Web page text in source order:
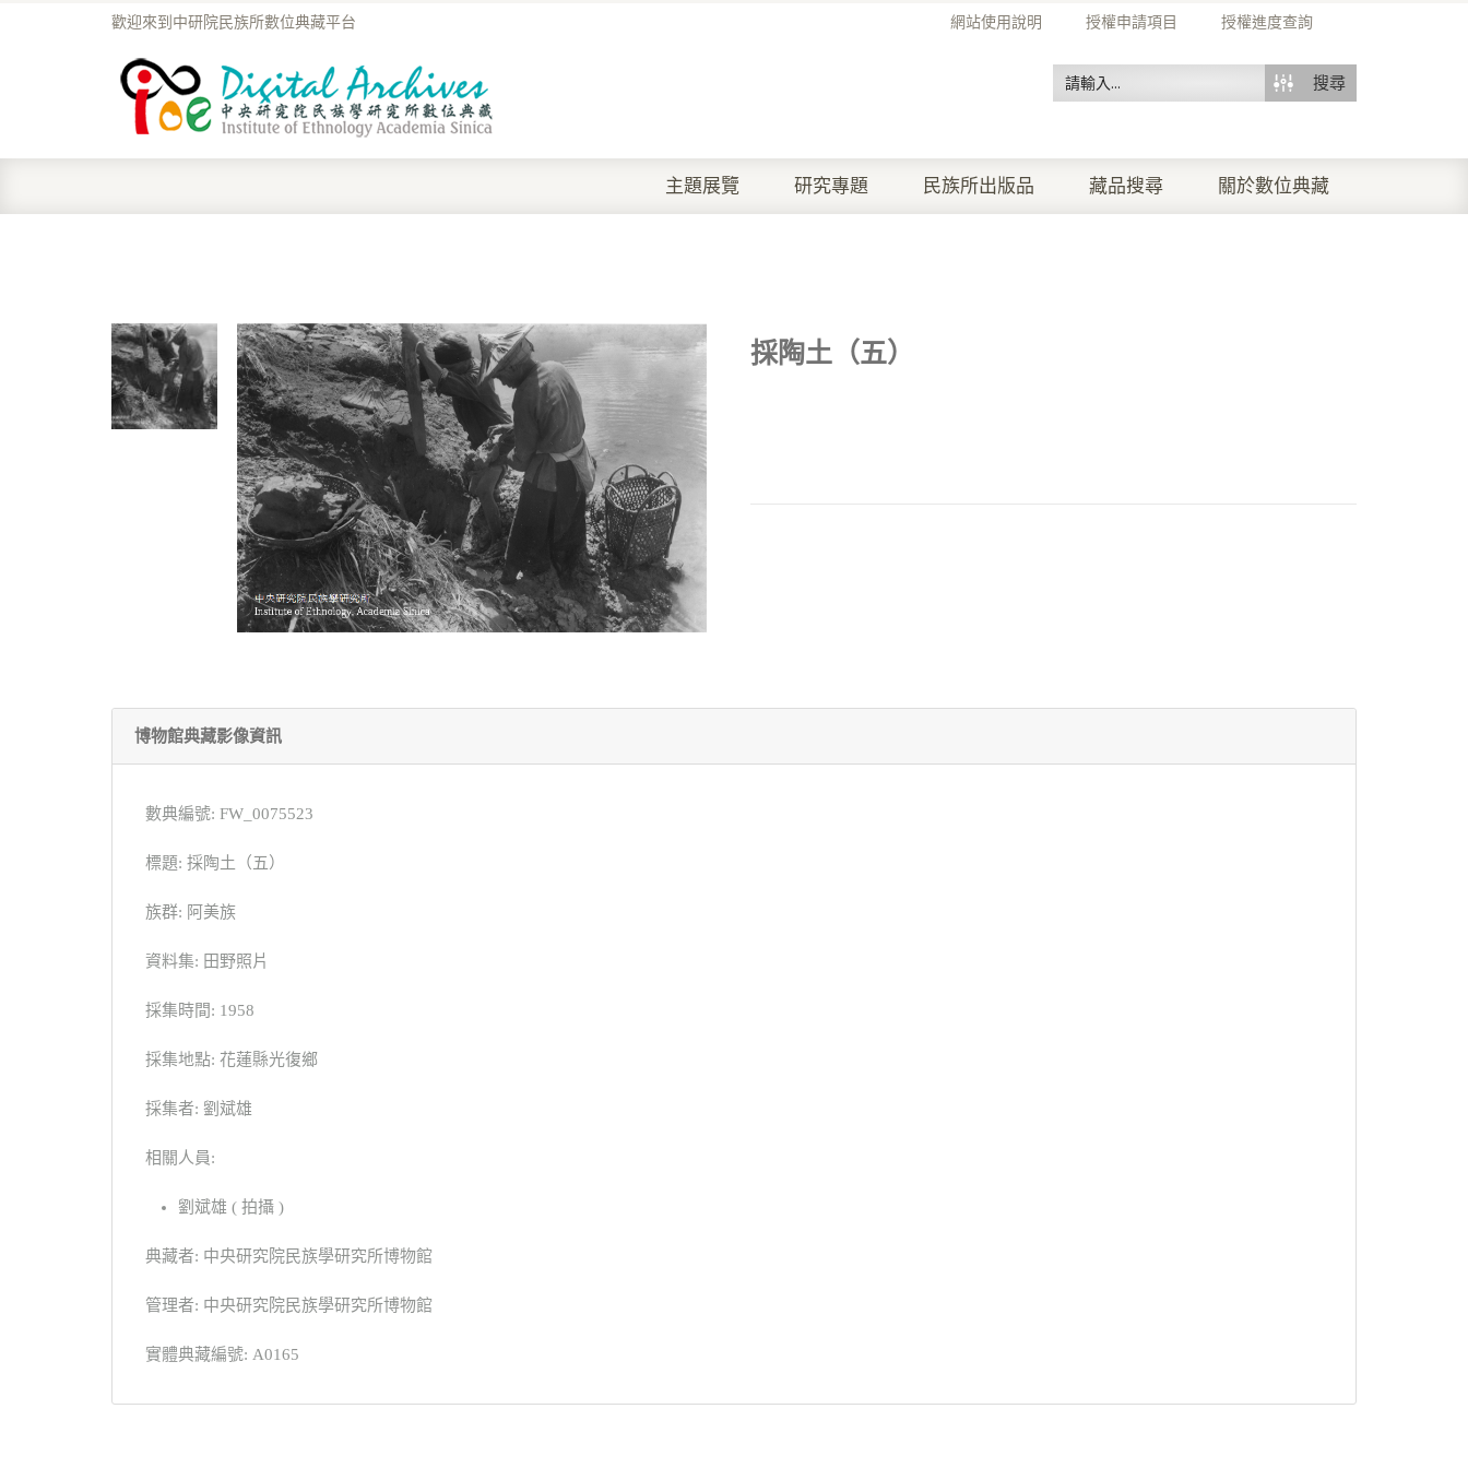
網站使用說明 授權申請項目 授權進度查詢
歡迎來到中研院民族所數位典藏平台
搜尋
主題展覽 研究專題 民族所出版品 藏品搜尋 關於數位典藏
採陶土（五）
博物館典藏影像資訊
數典編號: FW_0075523
標題: 採陶土（五）
族群: 阿美族
資料集: 田野照片
採集時間: 1958
採集地點: 花蓮縣光復鄉
採集者: 劉斌雄
相關人員:
劉斌雄 ( 拍攝 )
典藏者: 中央研究院民族學研究所博物館
管理者: 中央研究院民族學研究所博物館
實體典藏編號: A0165